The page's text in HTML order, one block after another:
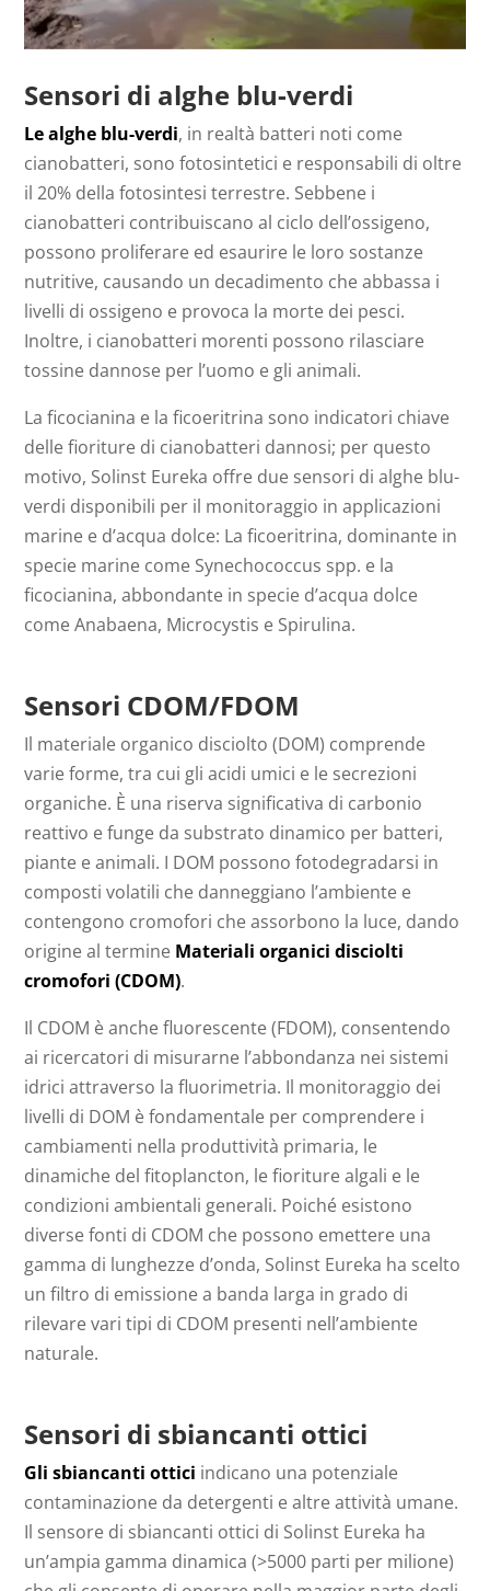
Sensori di alghe blu-verdi
Le alghe blu-verdi, in realtà batteri noti come
cianobatteri, sono fotosintetici e responsabili di oltre
il 20% della fotosintesi terrestre. Sebbene i
cianobatteri contribuiscano al ciclo dell’ossigeno,
possono proliferare ed esaurire le loro sostanze
nutritive, causando un decadimento che abbassa i
livelli di ossigeno e provoca la morte dei pesci.
Inoltre, i cianobatteri morenti possono rilasciare
tossine dannose per l’uomo e gli animali.
La ficocianina e la ficoeritrina sono indicatori chiave
delle fioriture di cianobatteri dannosi; per questo
motivo, Solinst Eureka offre due sensori di alghe blu-
verdi disponibili per il monitoraggio in applicazioni
marine e d’acqua dolce: La ficoeritrina, dominante in
specie marine come Synechococcus spp. e la
ficocianina, abbondante in specie d’acqua dolce
come Anabaena, Microcystis e Spirulina.
Sensori CDOM/FDOM
Il materiale organico disciolto (DOM) comprende
varie forme, tra cui gli acidi umici e le secrezioni
organiche. È una riserva significativa di carbonio
reattivo e funge da substrato dinamico per batteri,
piante e animali. I DOM possono fotodegradarsi in
composti volatili che danneggiano l’ambiente e
contengono cromofori che assorbono la luce, dando
origine al termine Materiali organici disciolti
cromofori (CDOM).
Il CDOM è anche fluorescente (FDOM), consentendo
ai ricercatori di misurarne l’abbondanza nei sistemi
idrici attraverso la fluorimetria. Il monitoraggio dei
livelli di DOM è fondamentale per comprendere i
cambiamenti nella produttività primaria, le
dinamiche del fitoplancton, le fioriture algali e le
condizioni ambientali generali. Poiché esistono
diverse fonti di CDOM che possono emettere una
gamma di lunghezze d’onda, Solinst Eureka ha scelto
un filtro di emissione a banda larga in grado di
rilevare vari tipi di CDOM presenti nell’ambiente
naturale.
Sensori di sbiancanti ottici
Gli sbiancanti ottici indicano una potenziale
contaminazione da detergenti e altre attività umane.
Il sensore di sbiancanti ottici di Solinst Eureka ha
un’ampia gamma dinamica (>5000 parti per milione)